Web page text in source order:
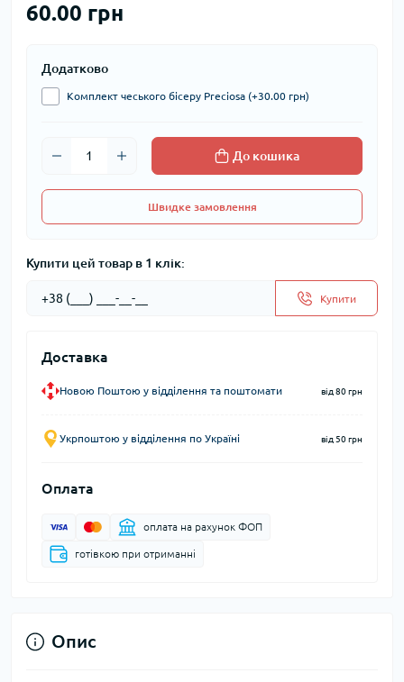
60.00 грн
Додатково
Комплект чеського бісеру Preciosa (+30.00 грн)
До кошика
Швидке замовлення
Купити цей товар в 1 клік:
Купити
Доставка
Новою Поштою у відділення та поштомати від 80 грн
Укрпоштою у відділення по Україні від 50 грн
Оплата
оплата на рахунок ФОП
готівкою при отриманні
Опис